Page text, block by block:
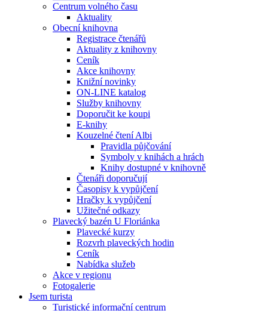
Centrum volného času
Aktuality
Obecní knihovna
Registrace čtenářů
Aktuality z knihovny
Ceník
Akce knihovny
Knižní novinky
ON-LINE katalog
Služby knihovny
Doporučit ke koupi
E-knihy
Kouzelné čtení Albi
Pravidla půjčování
Symboly v knihách a hrách
Knihy dostupné v knihovně
Čtenáři doporučují
Časopisy k vypůjčení
Hračky k vypůjčení
Užitečné odkazy
Plavecký bazén U Floriánka
Plavecké kurzy
Rozvrh plaveckých hodin
Ceník
Nabídka služeb
Akce v regionu
Fotogalerie
Jsem turista
Turistické informační centrum